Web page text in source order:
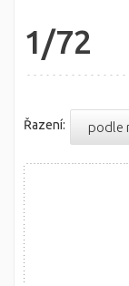
1/72
Řazení: podle